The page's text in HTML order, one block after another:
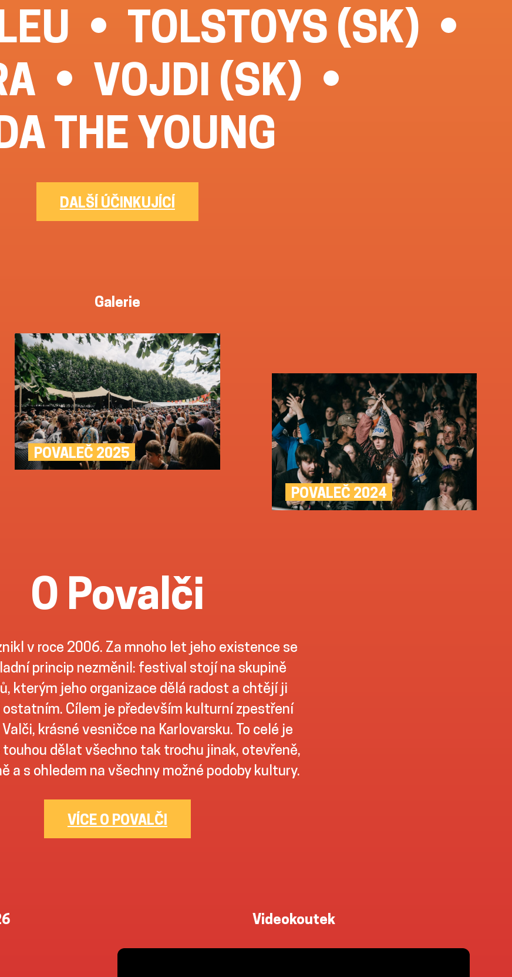
TOLSTOYS (SK)
VOJDI (SK)
THE YOUNG
DALŠÍ ÚČINKUJÍCÍ
Galerie
POVALEČ 2025
POVALEČ 2024
O Povalči
v roce 2006. Za mnoho let jeho existence se
princip nezměnil: festival stojí na skupině
kterým jeho organizace dělá radost a chtějí ji
Cílem je především kulturní zpestření
krásné vesničce na Karlovarsku. To celé je
touhou dělat všechno tak trochu jinak, otevřeně,
a s ohledem na všechny možné podoby kultury.
VÍCE O POVALČI
Videokoutek